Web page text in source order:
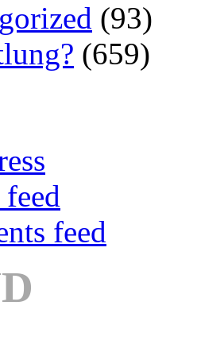
(93)
(659)
feed